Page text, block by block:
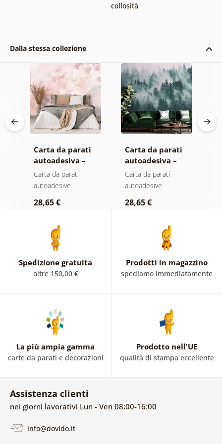
collosità
Dalla stessa collezione
Carta da parati
autoadesiva –
Foglie con
sfumatura
Carta da parati
autoadesive
28,65 €
Carta da parati
autoadesiva –
Foresta nella
nebbia
Carta da parati
autoadesive
28,65 €
Spedizione gratuita
oltre 150,00 €
Prodotti in magazzino
spediamo immediatamente
La più ampia gamma
carte da parati e decorazioni
Prodotto nell'UE
qualità di stampa eccellente
Assistenza clienti
nei giorni lavorativi Lun - Ven 08:00-16:00
info@dovido.it